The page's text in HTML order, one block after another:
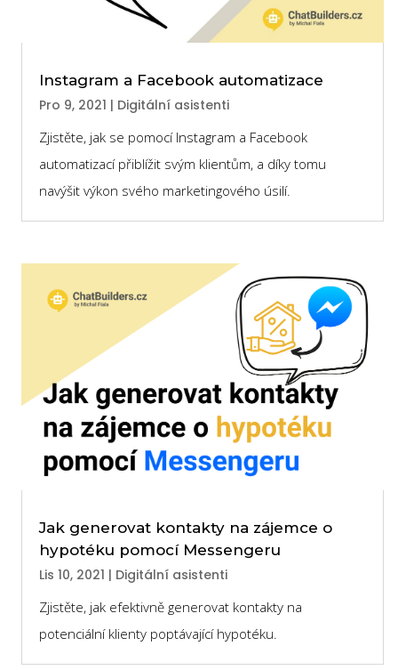
Instagram a Facebook automatizace
Pro 9, 2021 | Digitální asistenti
Zjistěte, jak se pomocí Instagram a Facebook
automatizací přiblížit svým klientům, a díky tomu
navýšit výkon svého marketingového úsilí.
Jak generovat kontakty na zájemce o
hypotéku pomocí Messengeru
Lis 10, 2021 | Digitální asistenti
Zjistěte, jak efektivně generovat kontakty na
potenciální klienty poptávající hypotéku.